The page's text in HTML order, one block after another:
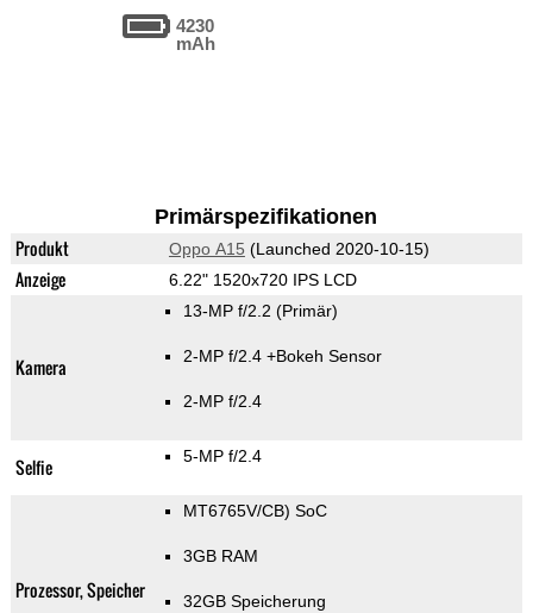
4230
mAh
Primärspezifikationen
Produkt Oppo A15 (Launched 2020-10-15)
Anzeige 6.22" 1520x720 IPS LCD
Kamera
13-MP f/2.2 (Primär)
2-MP f/2.4 +Bokeh Sensor
2-MP f/2.4
Selfie 5-MP f/2.4
Prozessor, Speicher
MT6765V/CB) SoC
3GB RAM
32GB Speicherung